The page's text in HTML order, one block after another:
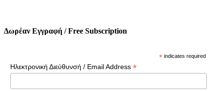
Δωρέαν Εγγραφή / Free Subscription
* indicates required
Ηλεκτρονική Διεύθυνσή / Email Address *